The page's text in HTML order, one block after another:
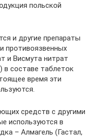
польской
и другие препараты
противоязвенных
и Висмута нитрат
в составе таблеток
время эти
средств с другими
используются в
– Алмагель (Гастал,